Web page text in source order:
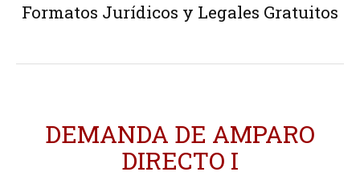
Formatos Jurídicos y Legales Gratuitos
DEMANDA DE AMPARO
DIRECTO I